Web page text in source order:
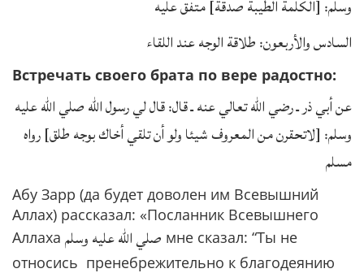
وسلم: [الكلمة الطيبة صدقة] متفق عليه
السادس والأربعون: طلاقة الوجه عند اللقاء
Встречать своего брата по вере радостно:
عن أبي ذر ـ رضي الله تعالي عنه ـ قال: قال لي رسول الله صلي الله عليه
وسلم: [لاتحقرن من المعروف شيئا ولو أن تلقي أخاك بوجه طلق] رواه
مسلم
Абу Зарр (да будет доволен им Всевышний
Аллах) рассказал: «Посланник Всевышнего
Аллаха صلي الله عليه وسلم мне сказал: “Ты не
относись пренебрежительно к благодеянию